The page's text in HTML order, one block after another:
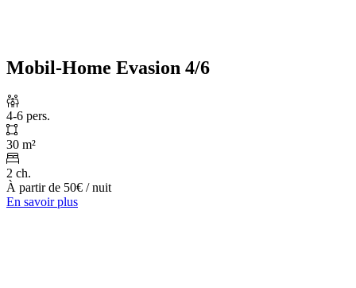
Mobil-Home Evasion 4/6
4-6 pers.
30 m²
2 ch.
À partir de 50€ / nuit
En savoir plus